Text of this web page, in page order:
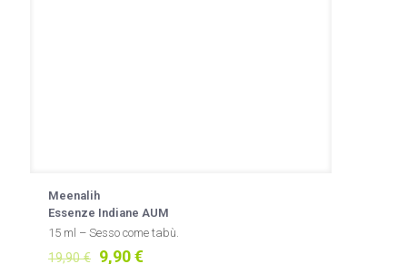
Meenalih
Essenze Indiane AUM
15 ml – Sesso come tabù.
19,90€ Il
9,90€Il